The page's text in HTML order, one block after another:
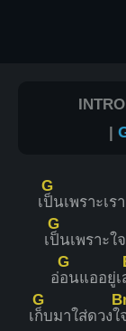
|
เ
G
ป็นเพราะเรา
เ
G
ป็นเพราะใจ
อ่
G
อนแออยู่เ
เ
G
ก็บมาใส่ดวงใ